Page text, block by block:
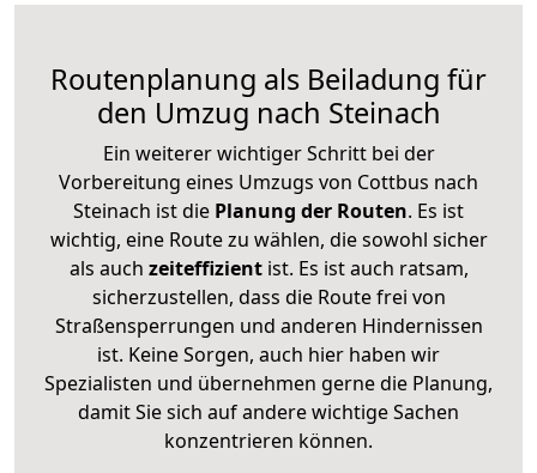
Routenplanung als Beiladung für
den Umzug nach Steinach
Ein weiterer wichtiger Schritt bei der
Vorbereitung eines Umzugs von Cottbus nach
Steinach ist die Planung der Routen. Es ist
wichtig, eine Route zu wählen, die sowohl sicher
als auch zeiteffizientist. Es ist auch ratsam,
sicherzustellen, dass die Route frei von
Straßensperrungen und anderen Hindernissen
ist. Keine Sorgen, auch hier haben wir
Spezialisten und übernehmen gerne die Planung,
damit Sie sich auf andere wichtige Sachen
konzentrieren können.